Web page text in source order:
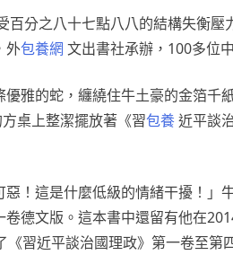
分之八十七點八八的結構失衡壓
外包養網 文出書社承辦，100多位
雅的蛇，纏繞住牛土豪的金箔千
桌上整潔擺放著《習包養近平談
！這是什麼低級的情緒干擾！」
卷德文版。這本書中還留有他在
習近平談治國理政》第一卷至第